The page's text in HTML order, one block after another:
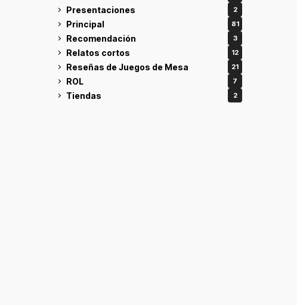
Presentaciones 2
Principal 81
Recomendación 3
Relatos cortos 12
Reseñas de Juegos de Mesa 21
ROL 7
Tiendas 2